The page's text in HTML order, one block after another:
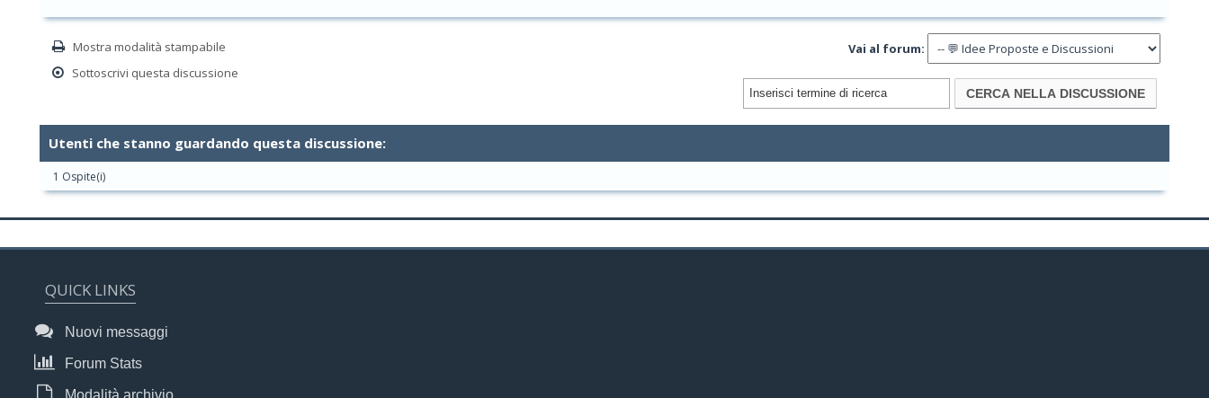
Mostra modalità stampabile
Sottoscrivi questa discussione
Vai al forum:
Utenti che stanno guardando questa discussione:
1 Ospite(i)
QUICK LINKS
Nuovi messaggi
Forum Stats
Modalità archivio